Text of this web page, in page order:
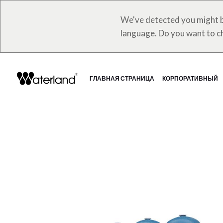
We've detected you might
language. Do you want to
содержанию
ГЛАВНАЯ СТРАНИЦА КОРПОРАТИВНЫЙ